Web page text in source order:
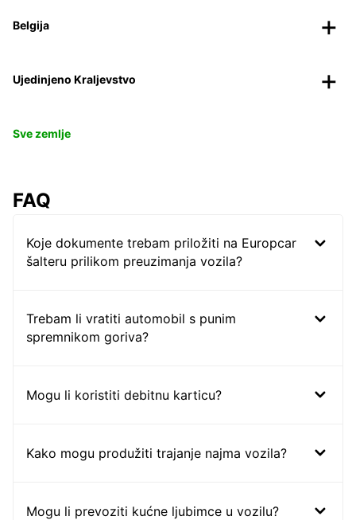
Belgija
Ujedinjeno Kraljevstvo
Sve zemlje
FAQ
Koje dokumente trebam priložiti na Europcar
šalteru prilikom preuzimanja vozila?
Trebam li vratiti automobil s punim
spremnikom goriva?
Mogu li koristiti debitnu karticu?
Kako mogu produžiti trajanje najma vozila?
Mogu li prevoziti kućne ljubimce u vozilu?